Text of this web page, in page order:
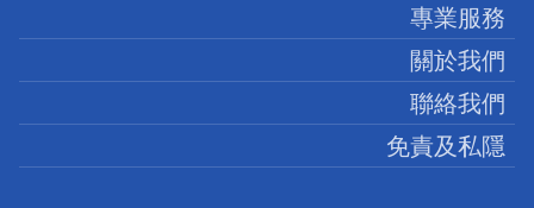
專業服務
關於我們
聯絡我們
免責及私隱